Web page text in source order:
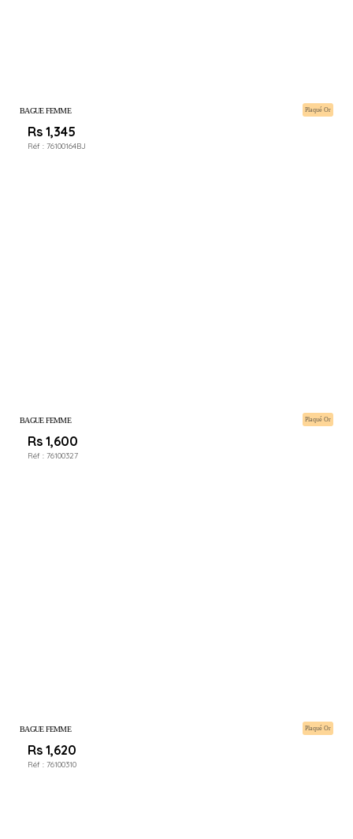
Plaqué Or
BAGUE FEMME
Rs 1,345
Réf : 76100164BJ
Plaqué Or
BAGUE FEMME
Rs 1,600
Réf : 76100327
Plaqué Or
BAGUE FEMME
Rs 1,620
Réf : 76100310